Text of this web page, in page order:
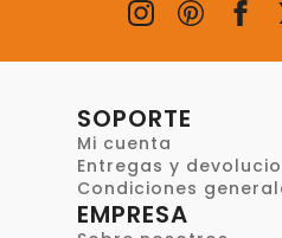
SOPORTE
Mi cuenta
Entregas y
Condiciones
EMPRESA